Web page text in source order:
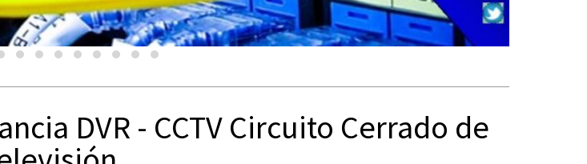
DVR - CCTV Circuito Cerrado de